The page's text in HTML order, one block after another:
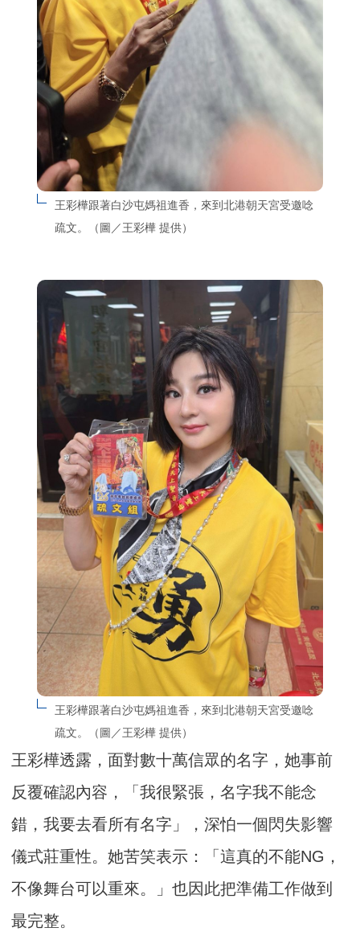
王彩樺跟著白沙屯媽祖進香，來到北港朝天宮受邀唸
疏文。（圖／王彩樺 提供）
王彩樺跟著白沙屯媽祖進香，來到北港朝天宮受邀唸
疏文。（圖／王彩樺 提供）
王彩樺透露，面對數十萬信眾的名字，她事前
反覆確認內容，「我很緊張，名字我不能念
錯，我要去看所有名字」，深怕一個閃失影響
儀式莊重性。她苦笑表示：「這真的不能NG，
不像舞台可以重來。」也因此把準備工作做到
最完整。